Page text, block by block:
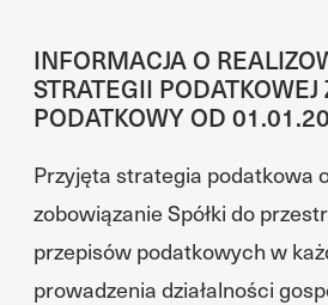
INFORMACJA O
STRATEGII PODATKOWEJ
PODATKOWY OD
Przyjęta strategia podatkowa
zobowiązanie Spółki do
przepisów podatkowych w
prowadzenia działalności